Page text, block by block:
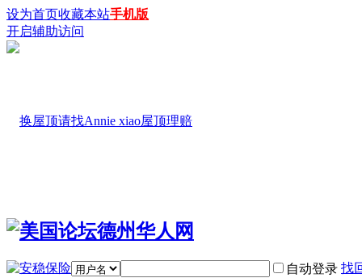
设为首页收藏本站手机版
开启辅助访问
自动登录 找